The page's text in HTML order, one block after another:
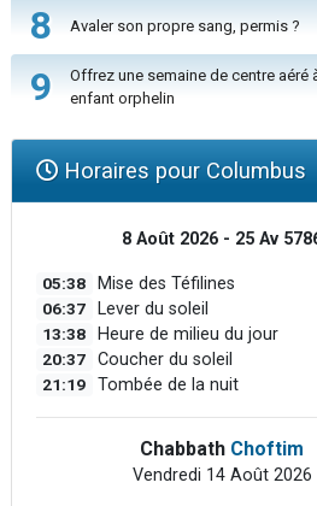
8 Avaler son propre sang, permis ?
9
Offrez une semaine de centre aéré
enfant orphelin
Horaires pour Columbus
8 Août 2026 - 25 Av
05:38 Mise des Téfilines
06:37 Lever du soleil
13:38 Heure de milieu du jour
20:37 Coucher du soleil
21:19 Tombée de la nuit
Chabbath Choftim
Vendredi 14 Août 2026